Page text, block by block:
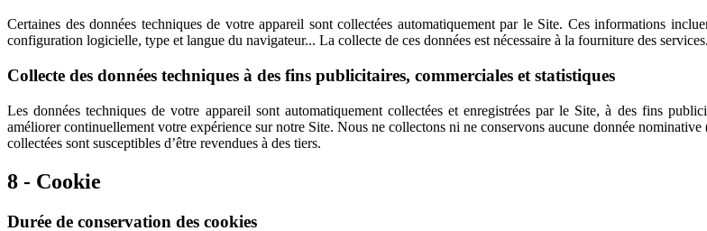
Certaines des données techniques de votre appareil sont collectées automatiquement par le Site. Ces informations
configuration logicielle, type et langue du navigateur... La collecte de ces données est nécessaire à la fourniture des services.
Collecte des données techniques à des fins publicitaires, commerciales et statistiques
Les données techniques de votre appareil sont automatiquement collectées et enregistrées par le Site, à des fins
améliorer continuellement votre expérience sur notre Site. Nous ne collectons ni ne conservons aucune donnée
collectées sont susceptibles d’être revendues à des tiers.
8 - Cookie
Durée de conservation des cookies